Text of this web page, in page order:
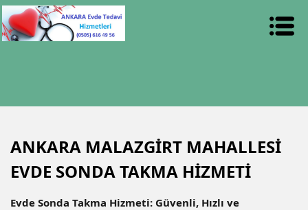
ANKARA MALAZGİRT MAHALLESİ
EVDE SONDA TAKMA HİZMETİ
Evde Sonda Takma Hizmeti: Güvenli, Hızlı ve